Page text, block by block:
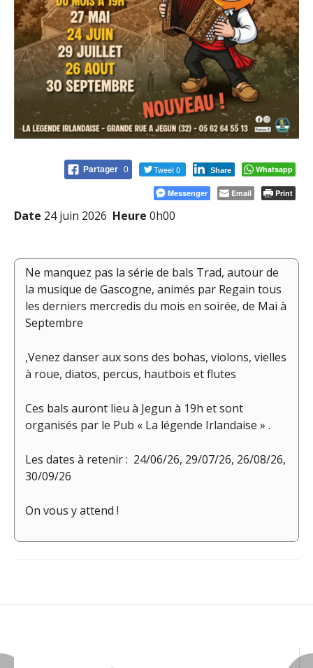
Partager 0 Tweet 0 Share Whatsapp
Messenger Email Print
Date 24 juin 2026 Heure 0h00
Ne manquez pas la série de bals Trad, autour de
la musique de Gascogne, animés par Regain tous
les derniers mercredis du mois en soirée, de Mai à
Septembre
,Venez danser aux sons des bohas, violons, vielles
à roue, diatos, percus, hautbois et flutes
Ces bals auront lieu à Jegun à 19h et sont
organisés par le Pub « La légende Irlandaise » .
Les dates à retenir : 24/06/26, 29/07/26, 26/08/26,
30/09/26
On vous y attend !